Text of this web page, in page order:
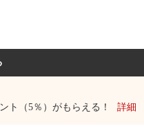
ト（5％）がもらえる！ 詳細